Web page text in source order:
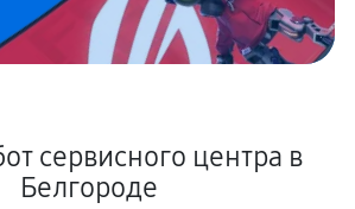
сервисного центра в
Белгороде